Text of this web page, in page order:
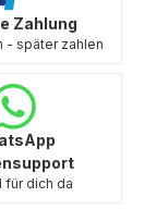
Zahlung
- später zahlen
für dich da